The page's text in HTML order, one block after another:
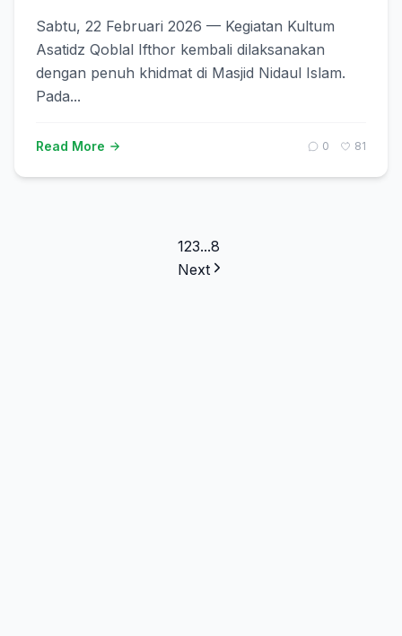
Sabtu, 22 Februari 2026 — Kegiatan Kultum
Asatidz Qoblal Ifthor kembali dilaksanakan
dengan penuh khidmat di Masjid Nidaul Islam.
Pada...
Read More 0 81
123...8
Next